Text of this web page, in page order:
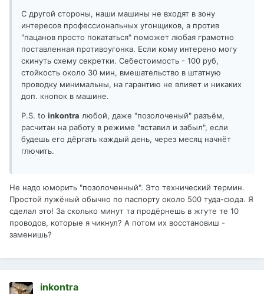
С другой стороны, наши машины не входят в зону
интересов профессиональных угонщиков, а против
"пацанов просто покататься" поможет любая грамотно
поставленная противоугонка. Если кому интерено могу
скинуть схему секретки. Себестоимость - 100 руб,
стойкость около 30 мин, вмешательство в штатную
проводку минимальны, на гарантию не влияет и никаких
доп. кнопок в машине.
P.S. to inkontra любой, даже "позолоченый" разъём,
расчитан на работу в режиме "вставил и забыл", если
будешь его дёргать каждый день, через месяц начнёт
глючить.
Не надо юморить "позолоченный". Это технический термин.
Простой лужёный обычно по паспорту около 500 туда-сюда. Я
сделал это! За сколько минут та продёрнешь в жгуте те 10
проводов, которые я чикнул? А потом их восстановиш -
заменишь?
inkontra